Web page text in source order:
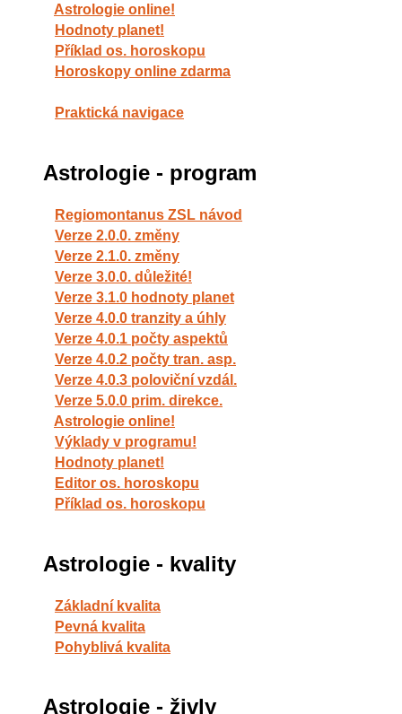
Astrologie online!
Hodnoty planet!
Příklad os. horoskopu
Horoskopy online zdarma
Praktická navigace
Astrologie - program
Regiomontanus ZSL návod
Verze 2.0.0. změny
Verze 2.1.0. změny
Verze 3.0.0. důležité!
Verze 3.1.0 hodnoty planet
Verze 4.0.0 tranzity a úhly
Verze 4.0.1 počty aspektů
Verze 4.0.2 počty tran. asp.
Verze 4.0.3 poloviční vzdál.
Verze 5.0.0 prim. direkce.
Astrologie online!
Výklady v programu!
Hodnoty planet!
Editor os. horoskopu
Příklad os. horoskopu
Astrologie - kvality
Základní kvalita
Pevná kvalita
Pohyblivá kvalita
Astrologie - živly